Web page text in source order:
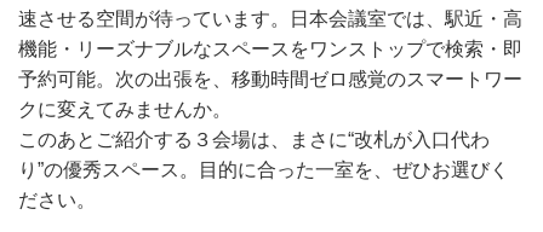
速させる空間が待っています。日本会議室では、駅近・高
機能・リーズナブルなスペースをワンストップで検索・即
予約可能。次の出張を、移動時間ゼロ感覚のスマートワー
クに変えてみませんか。
このあとご紹介する３会場は、まさに“改札が入口代わ
り”の優秀スペース。目的に合った一室を、ぜひお選びく
ださい。